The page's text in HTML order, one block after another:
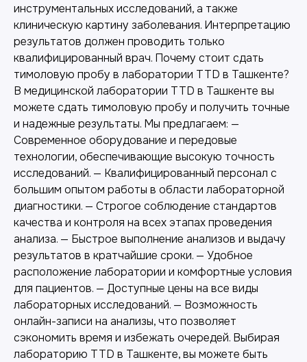
инструментальных исследований, а также
клиническую картину заболевания. Интерпретацию
результатов должен проводить только
квалифицированный врач. Почему стоит сдать
тимоловую пробу в лаборатории TTD в Ташкенте?
В медицинской лаборатории TTD в Ташкенте вы
можете сдать тимоловую пробу и получить точные
и надежные результаты. Мы предлагаем: —
Современное оборудование и передовые
технологии, обеспечивающие высокую точность
исследований. — Квалифицированный персонал с
большим опытом работы в области лабораторной
диагностики. — Строгое соблюдение стандартов
качества и контроля на всех этапах проведения
анализа. — Быстрое выполнение анализов и выдачу
результатов в кратчайшие сроки. — Удобное
расположение лаборатории и комфортные условия
для пациентов. — Доступные цены на все виды
лабораторных исследований. — Возможность
онлайн-записи на анализы, что позволяет
сэкономить время и избежать очередей. Выбирая
лабораторию TTD в Ташкенте, вы можете быть
Другие наши услуги